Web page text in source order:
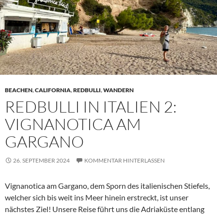
BEACHEN,CALIFORNIA,REDBULLI,WANDERN
REDBULLI IN ITALIEN 2:
VIGNANOTICA AM
GARGANO
26. SEPTEMBER 2024 KOMMENTAR HINTERLASSEN
Vignanotica am Gargano, dem Sporn des italienischen Stiefels,
welcher sich bis weit ins Meer hinein erstreckt, ist unser
nächstes Ziel! Unsere Reise führt uns die Adriaküste entlang